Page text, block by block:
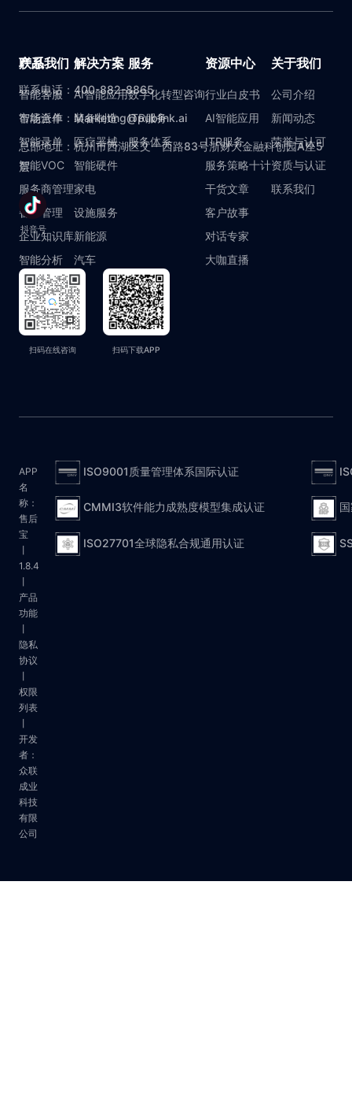
产品
智能客服
智能派单
智能录单
智能VOC
服务商管理
备件管理
企业知识库
智能分析
解决方案
AI智能应用
装备制造
医疗器械
智能硬件
家电
设施服务
新能源
汽车
服务
数字化转型咨询
ITR服务
服务体系
资源中心
行业白皮书
AI智能应用
ITR服务
服务策略十计
干货文章
客户故事
对话专家
大咖直播
关于我们
公司介绍
新闻动态
荣誉与认可
资质与认证
联系我们
联系我们
联系电话：400-882-8865
市场合作：Marketing@publink.ai
总部地址：杭州市西湖区文一西路83号浙财大金融科创园A座5
层
抖音号
扫码在线咨询 扫码下载APP
APP
名
称：
售后
宝
1.8.4
产品
功能
隐私
协议
权限
列表
开发
者：
众联
成业
科技
有限
公司
ISO9001质量管理体系国际认证
CMMI3软件能力成熟度模型集成认证
ISO27701全球隐私合规通用认证